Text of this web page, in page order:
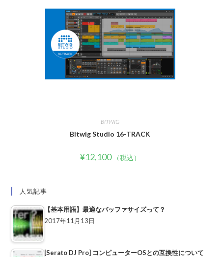
BITWIG
Bitwig Studio 16-TRACK
¥12,100 （税込）
人気記事
【基本用語】最適なバッファサイズって？
2017年11月13日
[Serato DJ Pro] コンピューターOSとの互換性について